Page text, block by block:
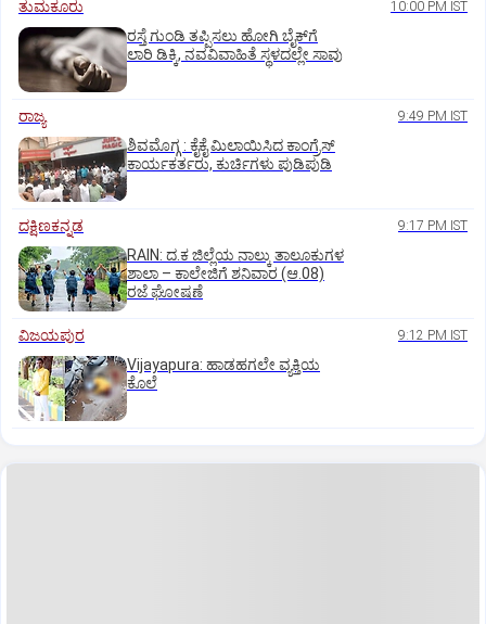
ತುಮಕೂರು 10:00 PM IST
ರಸ್ತೆ ಗುಂಡಿ ತಪ್ಪಿಸಲು ಹೋಗಿ ಬೈಕ್‌ಗೆ
ಲಾರಿ ಡಿಕ್ಕಿ, ನವವಿವಾಹಿತೆ ಸ್ಥಳದಲ್ಲೇ ಸಾವು
ರಾಜ್ಯ 9:49 PM IST
ಶಿವಮೊಗ್ಗ : ಕೈಕೈ ಮಿಲಾಯಿಸಿದ ಕಾಂಗ್ರೆಸ್
ಕಾರ್ಯಕರ್ತರು, ಕುರ್ಚಿಗಳು ಪುಡಿಪುಡಿ
ದಕ್ಷಿಣಕನ್ನಡ 9:17 PM IST
RAIN: ದ.ಕ ಜಿಲ್ಲೆಯ ನಾಲ್ಕು ತಾಲೂಕುಗಳ
ಶಾಲಾ – ಕಾಲೇಜಿಗೆ ಶನಿವಾರ (ಆ.08)
ರಜೆ ಘೋಷಣೆ
ವಿಜಯಪುರ 9:12 PM IST
Vijayapura: ಹಾಡಹಗಲೇ ವ್ಯಕ್ತಿಯ
ಕೊಲೆ